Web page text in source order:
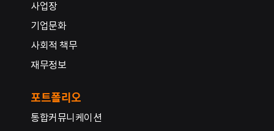
사업장
기업문화
사회적 책무
재무정보
포트폴리오
통합커뮤니케이션